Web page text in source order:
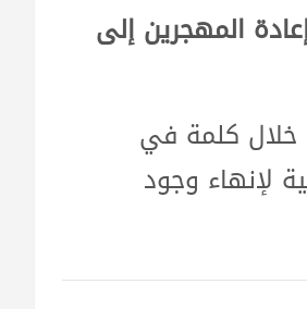
المهجرين إلى
خلال كلمة في
لإنهاء وجود